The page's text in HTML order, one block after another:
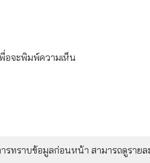
พื่อจะพิมพ์ความเห็น
รทราบข้อมูลก่อนหน้า สามารถดูรายล